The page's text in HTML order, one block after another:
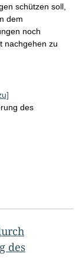
schützen soll,
dem
noch
nachgehen zu
des
des